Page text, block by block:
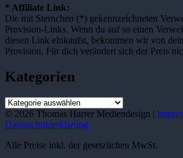
* Affiliate Link:
Die mit Sternchen (*) gekennzeichneten
Provision-Links. Wenn du auf so einen
diesen Link einkaufst, bekommen wir von
Provision. Für dich verändert sich der Preis
Kategorien
Kategorien
© 2026 Thomas Harrer Mediendesign |
Datenschutzerklärung
Alle Preise inkl. der gesetzlichen MwSt.